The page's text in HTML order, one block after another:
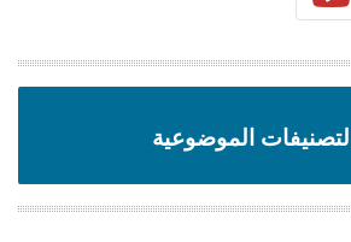
التصنيفات الموضوعية